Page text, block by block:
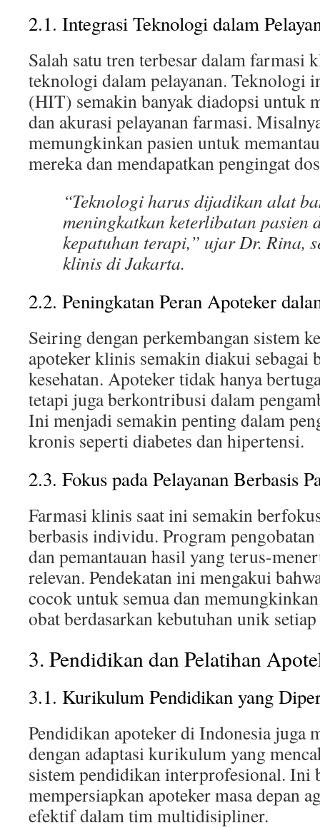
2.1. Integrasi Teknologi dalam
Salah satu tren terbesar dalam farmasi
teknologi dalam pelayanan. Teknologi
(HIT) semakin banyak diadopsi untuk
dan akurasi pelayanan farmasi.
memungkinkan pasien untuk
mereka dan mendapatkan pengingat
“Teknologi harus dijadikan alat
meningkatkan keterlibatan pasien
kepatuhan terapi,” ujar Dr. Rina,
klinis di Jakarta.
2.2. Peningkatan Peran Apoteker
Seiring dengan perkembangan sistem
apoteker klinis semakin diakui
kesehatan. Apoteker tidak hanya
tetapi juga berkontribusi dalam
Ini menjadi semakin penting dalam
kronis seperti diabetes dan hipertensi.
2.3. Fokus pada Pelayanan Berbasis
Farmasi klinis saat ini semakin
berbasis individu. Program
dan pemantauan hasil yang terus-
relevan. Pendekatan ini mengakui
cocok untuk semua dan
obat berdasarkan kebutuhan unik
3. Pendidikan dan Pelatihan
3.1. Kurikulum Pendidikan yang
Pendidikan apoteker di Indonesia juga
dengan adaptasi kurikulum yang
sistem pendidikan interprofesional. Ini
mempersiapkan apoteker masa depan
efektif dalam tim multidisipliner.